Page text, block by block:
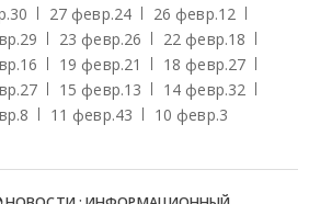
30 27 февр.24 26 февр.12
29 23 февр.26 22 февр.18
16 19 февр.21 18 февр.27
27 15 февр.13 14 февр.32
8 11 февр.43 10 февр.3